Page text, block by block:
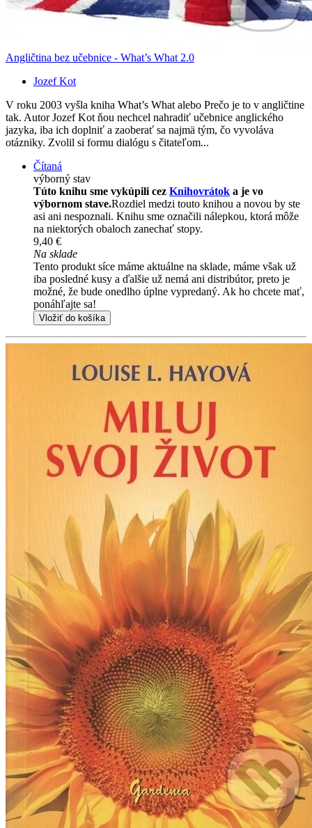
Angličtina bez učebnice - What’s What 2.0
Jozef Kot
V roku 2003 vyšla kniha What’s What alebo Prečo je to v angličtine
tak. Autor Jozef Kot ňou nechcel nahradiť učebnice anglického
jazyka, iba ich doplniť a zaoberať sa najmä tým, čo vyvoláva
otázniky. Zvolil si formu dialógu s čitateľom...
Čítaná
výborný stav
Túto knihu sme vykúpili cez Knihovrátok a je vo
výbornom stave.Rozdiel medzi touto knihou a novou by ste
asi ani nespoznali. Knihu sme označili nálepkou, ktorá môže
na niektorých obaloch zanechať stopy.
9,40 €
Na sklade
Tento produkt síce máme aktuálne na sklade, máme však už
iba posledné kusy a ďalšie už nemá ani distribútor, preto je
možné, že bude onedlho úplne vypredaný. Ak ho chcete mať,
ponáhľajte sa!
Vložiť do košíka